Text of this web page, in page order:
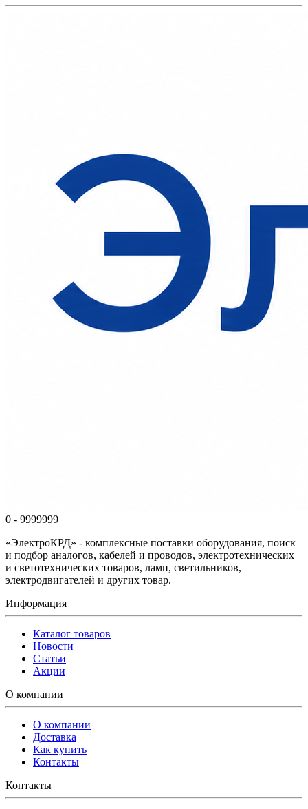
0 - 9999999
«ЭлектроКРД» - комплексные поставки оборудования, поиск
и подбор аналогов, кабелей и проводов, электротехнических
и светотехнических товаров, ламп, светильников,
электродвигателей и других товар.
Информация
Каталог товаров
Новости
Статьи
Акции
О компании
О компании
Доставка
Как купить
Контакты
Контакты